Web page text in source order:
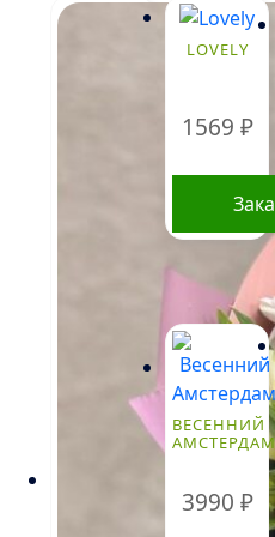
LOVELY
1569 ₽
ВЕСЕННИЙ
3990 ₽